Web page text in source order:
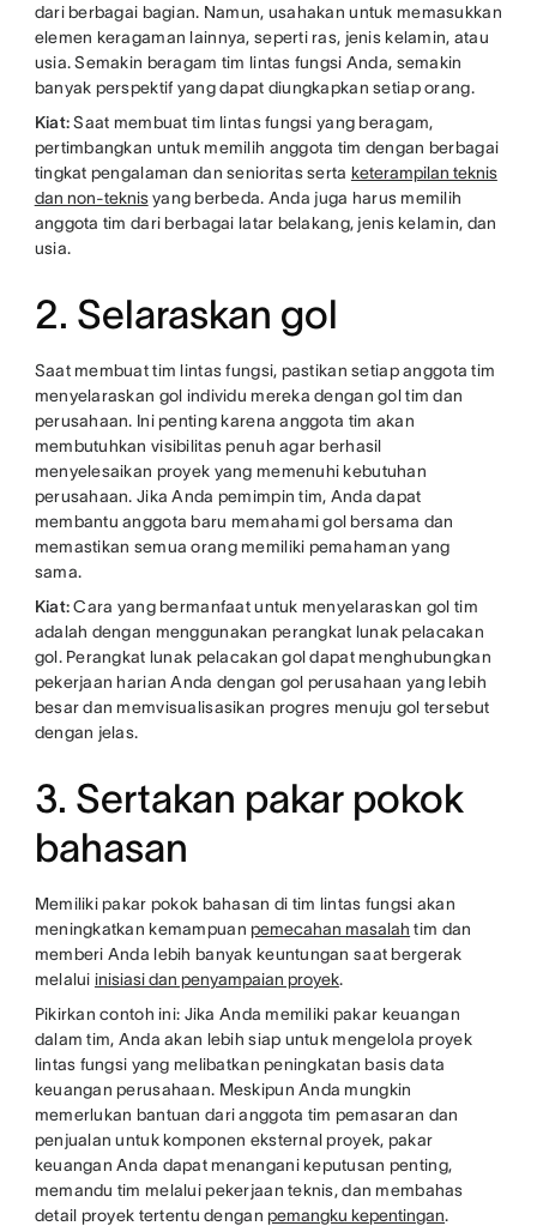
dari berbagai bagian. Namun, usahakan untuk memasukkan
elemen keragaman lainnya, seperti ras, jenis kelamin, atau
usia. Semakin beragam tim lintas fungsi Anda, semakin
banyak perspektif yang dapat diungkapkan setiap orang.
Kiat:Saat membuat tim lintas fungsi yang beragam,
pertimbangkan untuk memilih anggota tim dengan berbagai
tingkat pengalaman dan senioritas serta keterampilan teknis
dan non-teknisyang berbeda. Anda juga harus memilih
anggota tim dari berbagai latar belakang, jenis kelamin, dan
usia.
2. Selaraskan gol
Saat membuat tim lintas fungsi, pastikan setiap anggota tim
menyelaraskan gol individu mereka dengan gol tim dan
perusahaan. Ini penting karena anggota tim akan
membutuhkan visibilitas penuh agar berhasil
menyelesaikan proyek yang memenuhi kebutuhan
perusahaan. Jika Anda pemimpin tim, Anda dapat
membantu anggota baru memahami gol bersama dan
memastikan semua orang memiliki pemahaman yang
sama.
Kiat:Cara yang bermanfaat untuk menyelaraskan gol tim
adalah dengan menggunakan perangkat lunak pelacakan
gol. Perangkat lunak pelacakan gol dapat menghubungkan
pekerjaan harian Anda dengan gol perusahaan yang lebih
besar dan memvisualisasikan progres menuju gol tersebut
dengan jelas.
3. Sertakan pakar pokok
bahasan
Memiliki pakar pokok bahasan di tim lintas fungsi akan
meningkatkan kemampuan pemecahan masalah tim dan
memberi Anda lebih banyak keuntungan saat bergerak
melalui inisiasi dan penyampaian proyek.
Pikirkan contoh ini: Jika Anda memiliki pakar keuangan
dalam tim, Anda akan lebih siap untuk mengelola proyek
lintas fungsi yang melibatkan peningkatan basis data
keuangan perusahaan. Meskipun Anda mungkin
memerlukan bantuan dari anggota tim pemasaran dan
penjualan untuk komponen eksternal proyek, pakar
keuangan Anda dapat menangani keputusan penting,
memandu tim melalui pekerjaan teknis, dan membahas
detail proyek tertentu dengan pemangku kepentingan.